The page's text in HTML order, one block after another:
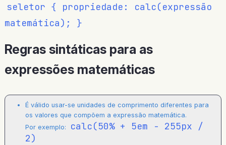
seletor { propriedade: calc(expressão
matemática); }
Regras sintáticas para as
expressões matemáticas
É válido usar-se unidades de comprimento diferentes para
os valores que compõem a expressão matemática.
Por exemplo:
calc(50% + 5em - 255px /
2)